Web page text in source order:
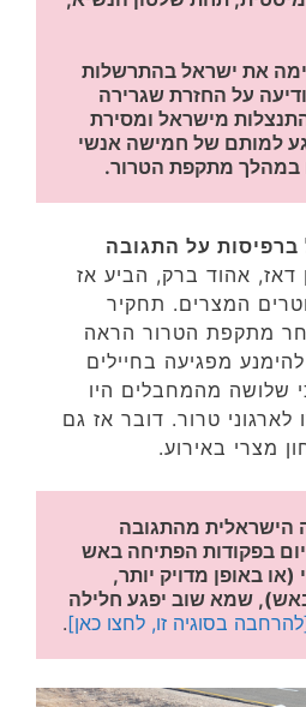
במהלך מתקפת הטרור.
על התגובה
דאז, אהוד ברק, הביע אז
המצרים. תחקיר
מתקפת הטרור הראה
מפגיעה בחיילים
שלושה מהמחבלים היו
טרור. דובר אז גם
מצרי באירוע.
בסוגיה זו, לחצו כאן].